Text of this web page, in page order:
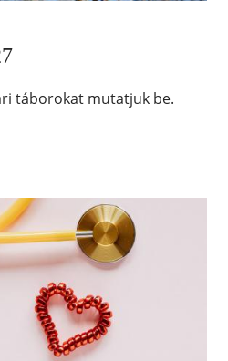
táborokat mutatjuk be.